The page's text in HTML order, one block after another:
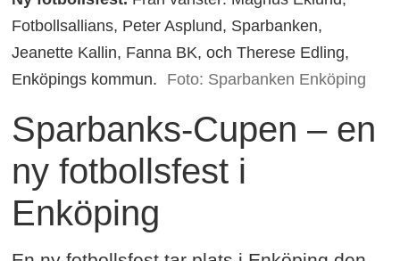
Fotbollsallians, Peter Asplund, Sparbanken,
Jeanette Kallin, Fanna BK, och Therese Edling,
Enköpings kommun.
Foto: Sparbanken Enköping
Sparbanks-Cupen – en
ny fotbollsfest i
Enköping